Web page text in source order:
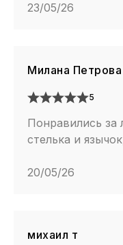
23/05/26
Милана Петрова
5
Понравились за
стелька и
20/05/26
михаил т